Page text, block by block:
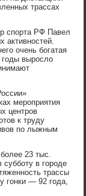
трассах
спорта РФ Павел
активностей.
очень богатая
годы выросло
мероприятия
центров
к труду
по лыжным
23 тыс.
субботу в городе
трассы
гонки — 92 года,